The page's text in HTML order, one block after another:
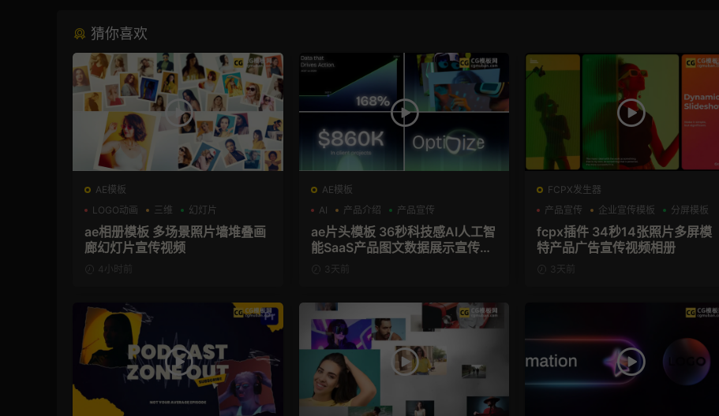
猜你喜欢
AE模板
LOGO动画
三维 幻灯片
ae相册模板 多场景照片墙堆叠画
廊幻灯片宣传视频
4小时前
AE模板
AI
产品介绍 产品宣传
ae片头模板 36秒科技感AI人工智
能SaaS产品图文数据展示宣传视
频AE模板
3天前
FCPX发生器
产品宣传
企业宣传模板 分屏模板
fcpx插件 34秒14张照片多屏模
特产品广告宣传视频相册
3天前